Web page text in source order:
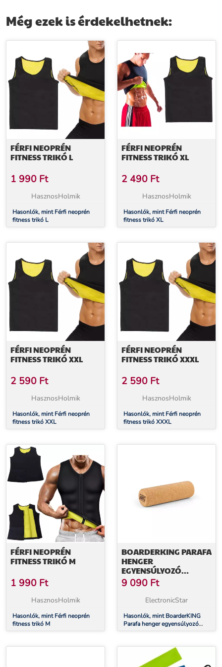
Még ezek is érdekelhetnek:
FÉRFI NEOPRÉN
FITNESS TRIKÓ L
1 990 Ft
HasznosHolmik
Hasonlók, mint Férfi neoprén
fitness trikó L
FÉRFI NEOPRÉN
FITNESS TRIKÓ XL
2 490 Ft
HasznosHolmik
Hasonlók, mint Férfi neoprén
fitness trikó XL
FÉRFI NEOPRÉN
FITNESS TRIKÓ XXL
2 590 Ft
HasznosHolmik
Hasonlók, mint Férfi neoprén
fitness trikó XXL
FÉRFI NEOPRÉN
FITNESS TRIKÓ XXXL
2 590 Ft
HasznosHolmik
Hasonlók, mint Férfi neoprén
fitness trikó XXXL
FÉRFI NEOPRÉN
FITNESS TRIKÓ M
1 990 Ft
HasznosHolmik
Hasonlók, mint Férfi neoprén
fitness trikó M
BOARDERKING PARAFA
HENGER
EGYENSÚLYOZÓ
DESZKÁHOZ, FASCIAL
HENGER,
MASSZÁZSHENGER,
9 090 Ft
ElectronicStar
Hasonlók, mint BoarderKING
Parafa henger egyensúlyozó
deszkához, fascial henger,